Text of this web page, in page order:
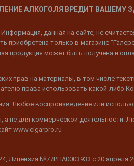
АЛКОГОЛЯ ВРЕДИТ ВАШЕМУ
данная на сайте, не
только в магазине
продукция может быть получена и
прав на материалы, в том числе
права использовать какой-либо
Любое воспроизведение или
не для коммерческой
www.cigarpro.ru
Лицензия №77РПА0003933 c 20 апреля